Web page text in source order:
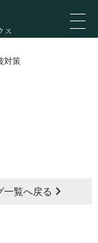
ス
対策
一覧へ戻る